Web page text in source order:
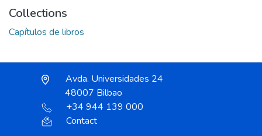
Collections
Capítulos de libros
Avda. Universidades 24
48007 Bilbao
+34 944 139 000
Contact